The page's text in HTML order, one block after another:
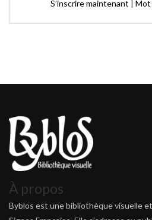
S’inscrire maintenant | Mot
À propos
Byblos est une bibliothèque visuelle